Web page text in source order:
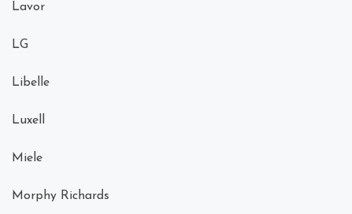
Lavor
LG
Libelle
Luxell
Miele
Morphy Richards